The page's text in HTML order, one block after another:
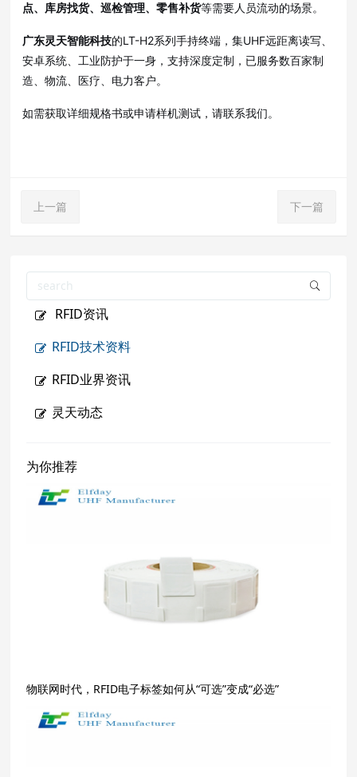
点、库房找货、巡检管理、零售补货等需要人员流动的场景。
广东灵天智能科技的LT-H2系列手持终端，集UHF远距离读写、
安卓系统、工业防护于一身，支持深度定制，已服务数百家制
造、物流、医疗、电力客户。
如需获取详细规格书或申请样机测试，请联系我们。
上一篇 下一篇
RFID资讯
RFID技术资料
RFID业界资讯
灵天动态
为你推荐
物联网时代，RFID电子标签如何从“可选”变成“必选”